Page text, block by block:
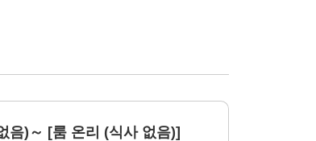
음)～ [룸 온리 (식사 없음)]